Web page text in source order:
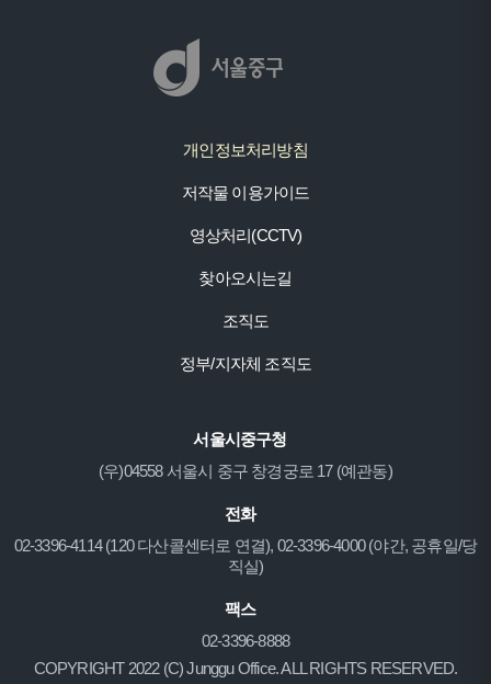
개인정보처리방침
저작물 이용가이드
영상처리(CCTV)
찾아오시는길
조직도
정부/지자체 조직도
서울시중구청
(우)04558 서울시 중구 창경궁로 17 (예관동)
전화
02-3396-4114 (120 다산콜센터로 연결), 02-3396-4000 (야간, 공휴일/당
직실)
팩스
02-3396-8888
COPYRIGHT 2022 (C) Junggu Office. ALL RIGHTS RESERVED.